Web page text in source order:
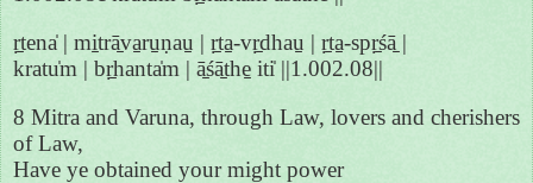
ṛ̱tena̍ | mi̱trā̱va̱ru̱ṇau̱ | ṛ̱ta̱-vṛ̱dhau̱ | ṛ̱ta̱-spṛ̱śā̱ |
kratu̍m | bṛ̱hanta̍m | ā̱śā̱the̱ iti̍ ||1.002.08||
8 Mitra and Varuna, through Law, lovers and cherishers
of Law,
Have ye obtained your might power